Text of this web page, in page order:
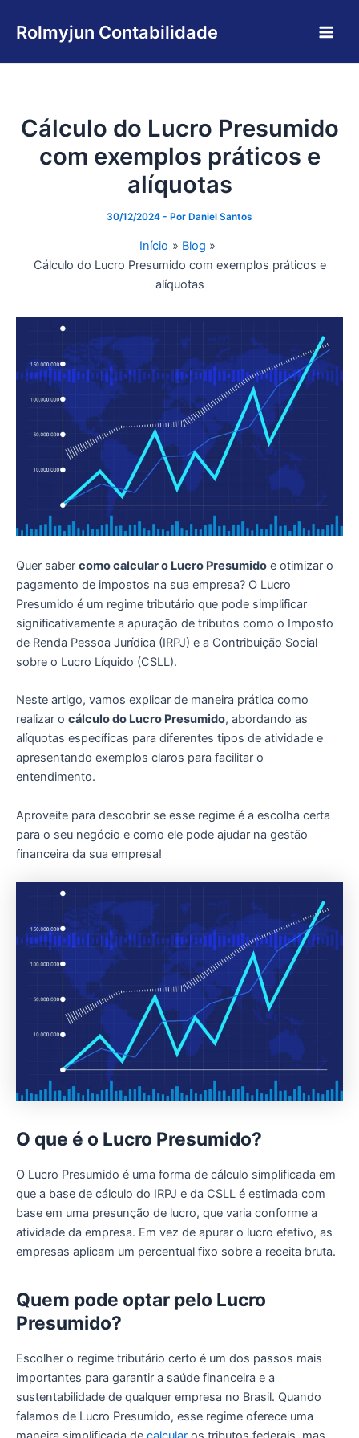
para
conteúdo
Rolmyjun Contabilidade
Cálculo do Lucro Presumido
com exemplos práticos e
alíquotas
30/12/2024 - Por Daniel Santos
Início
Blog
Cálculo do Lucro Presumido com exemplos práticos e
alíquotas
Quer saber como calcular o Lucro Presumido e otimizar o
pagamento de impostos na sua empresa? O Lucro
Presumido é um regime tributário que pode simplificar
significativamente a apuração de tributos como o Imposto
de Renda Pessoa Jurídica (IRPJ) e a Contribuição Social
sobre o Lucro Líquido (CSLL).
Neste artigo, vamos explicar de maneira prática como
realizar o cálculo do Lucro Presumido, abordando as
alíquotas específicas para diferentes tipos de atividade e
apresentando exemplos claros para facilitar o
entendimento.
Aproveite para descobrir se esse regime é a escolha certa
para o seu negócio e como ele pode ajudar na gestão
financeira da sua empresa!
O que é o Lucro Presumido?
O Lucro Presumido é uma forma de cálculo simplificada em
que a base de cálculo do IRPJ e da CSLL é estimada com
base em uma presunção de lucro, que varia conforme a
atividade da empresa. Em vez de apurar o lucro efetivo, as
empresas aplicam um percentual fixo sobre a receita bruta.
Quem pode optar pelo Lucro
Presumido?
Escolher o regime tributário certo é um dos passos mais
importantes para garantir a saúde financeira e a
sustentabilidade de qualquer empresa no Brasil. Quando
falamos de Lucro Presumido, esse regime oferece uma